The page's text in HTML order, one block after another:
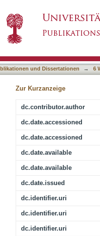
und Dissertationen → 6
Zur Kurzanzeige
dc.contributor.author
dc.date.accessioned
dc.date.accessioned
dc.date.available
dc.date.available
dc.date.issued
dc.identifier.uri
dc.identifier.uri
dc.identifier.uri